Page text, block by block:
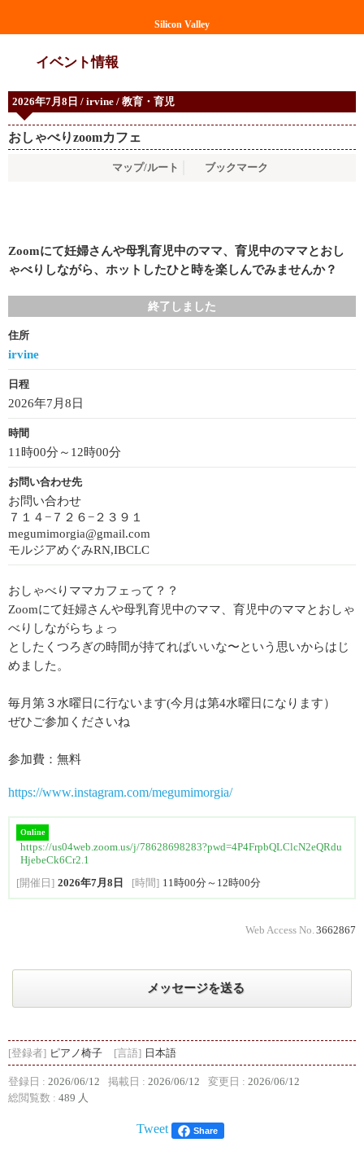
Silicon Valley
イベント情報
2026年7月8日 / irvine / 教育・育児
おしゃべりzoomカフェ
マップ/ルート ブックマーク
Zoomにて妊婦さんや母乳育児中のママ、育児中のママとおし
ゃべりしながら、ホットしたひと時を楽しんでみませんか？
終了しました
住所
irvine
日程
2026年7月8日
時間
11時00分～12時00分
お問い合わせ先
お問い合わせ
７１４−７２６−２３９１
megumimorgia@gmail.com
モルジアめぐみRN,IBCLC
おしゃべりママカフェって？？
Zoomにて妊婦さんや母乳育児中のママ、育児中のママとおしゃ
べりしながらちょっ
としたくつろぎの時間が持てればいいな〜という思いからはじ
めました。
毎月第３水曜日に行ないます(今月は第4水曜日になります）
ぜひご参加くださいね
参加費：無料
https://www.instagram.com/megumimorgia/
Online
https://us04web.zoom.us/j/78628698283?pwd=4P4FrpbQLClcN2eQRdu
HjebeCk6Cr2.1
[開催日] 2026年7月8日 [時間] 11時00分～12時00分
Web Access No. 3662867
メッセージを送る
[登録者] ピアノ椅子 [言語] 日本語
登録日 : 2026/06/12 掲載日 : 2026/06/12 変更日 : 2026/06/12
総閲覧数 : 489 人
Tweet Share